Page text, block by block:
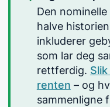
Den
halve
inkluderer
som lar deg
rettferdig.
renten – og
sammenligne